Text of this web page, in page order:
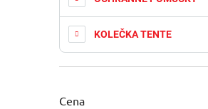
KOLEČKA TENTE
Cena